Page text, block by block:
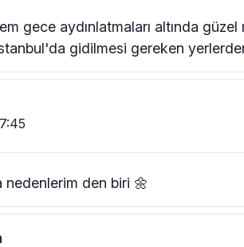
gece aydınlatmaları altında
gidilmesi gereken
nedenlerim den biri 🌼